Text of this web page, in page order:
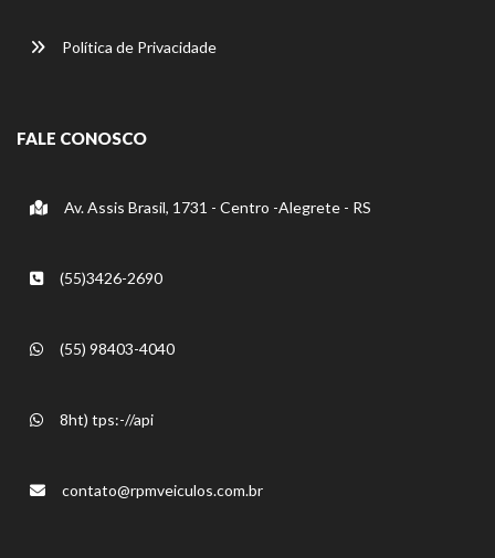
Política de Privacidade
FALE CONOSCO
Av. Assis Brasil, 1731 - Centro -Alegrete - RS
(55)3426-2690
(55) 98403-4040
8ht) tps:-//api
contato@rpmveiculos.com.br